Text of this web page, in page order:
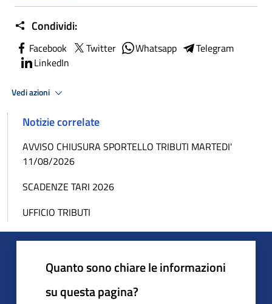
Condividi:
Facebook Twitter Whatsapp
Telegram
LinkedIn
Vedi azioni
Notizie correlate
AVVISO CHIUSURA SPORTELLO TRIBUTI MARTEDI'
11/08/2026
SCADENZE TARI 2026
UFFICIO TRIBUTI
Quanto sono chiare le informazioni
su questa pagina?